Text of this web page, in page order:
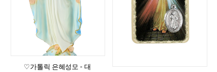
♡가톨릭 은혜성모 - 대